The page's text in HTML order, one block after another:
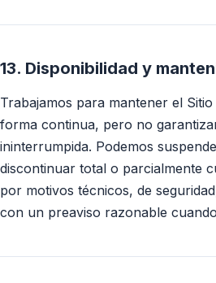
13. Disponibilidad y
Trabajamos para mantener el
forma continua, pero no
ininterrumpida. Podemos
discontinuar total o parcialmente
por motivos técnicos, de
con un preaviso razonable